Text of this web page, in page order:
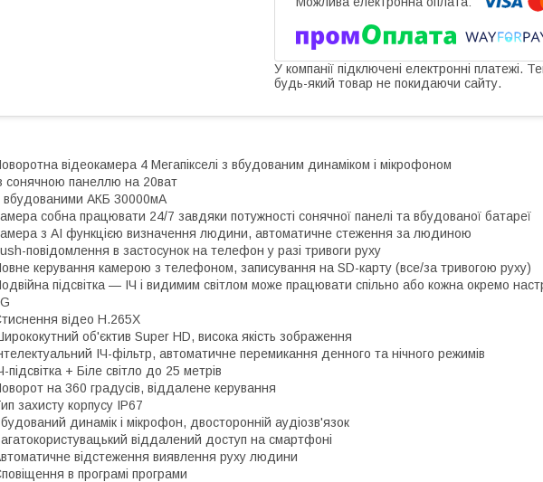
У компанії підключені електронні платежі.
будь-який товар не покидаючи сайту.
відеокамера 4 Мегапікселі з вбудованим динаміком і мікрофоном
сонячною панеллю на 20ват
вбудованими АКБ 30000мА
собна працювати 24/7 завдяки потужності сонячної панелі та вбудованої батареї
з AI функцією визначення людини, автоматичне стеження за людиною
повідомлення в застосунок на телефон у разі тривоги руху
керування камерою з телефоном, записування на SD-карту (все/за тривогою руху)
підсвітка — ІЧ і видимим світлом може працювати спільно або кожна окремо
відео H.265X
об'єктив Super HD, висока якість зображення
ІЧ-фільтр, автоматичне перемикання денного та нічного режимів
підсвітка + Біле світло до 25 метрів
на 360 градусів, віддалене керування
захисту корпусу IP67
динамік і мікрофон, двосторонній аудіозв'язок
віддалений доступ на смартфоні
відстеження виявлення руху людини
в програмі програми